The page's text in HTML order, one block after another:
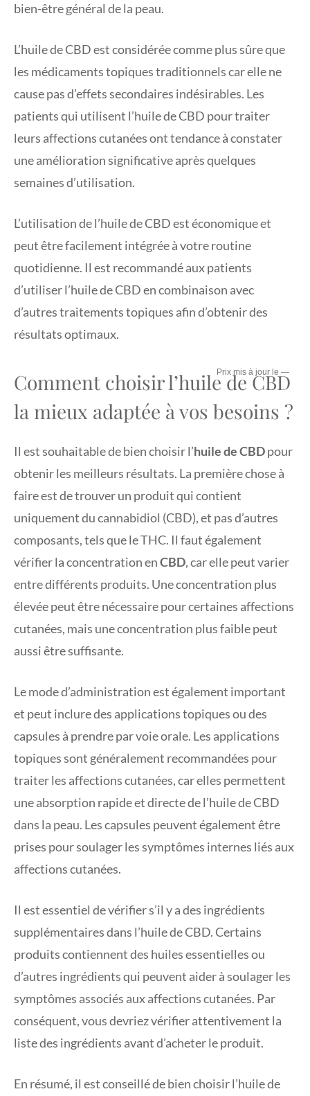
bien-être général de la peau.
L’huile de CBD est considérée comme plus sûre que
les médicaments topiques traditionnels car elle ne
cause pas d’effets secondaires indésirables. Les
patients qui utilisent l’huile de CBD pour traiter
leurs affections cutanées ont tendance à constater
une amélioration significative après quelques
semaines d’utilisation.
L’utilisation de l’huile de CBD est économique et
peut être facilement intégrée à votre routine
quotidienne. Il est recommandé aux patients
d’utiliser l’huile de CBD en combinaison avec
d’autres traitements topiques afin d’obtenir des
résultats optimaux.
—
Comment choisir l’huile de CBD
la mieux adaptée à vos besoins ?
Il est souhaitable de bien choisir l’huile de CBDpour
obtenir les meilleurs résultats. La première chose à
faire est de trouver un produit qui contient
uniquement du cannabidiol (CBD), et pas d’autres
composants, tels que le THC. Il faut également
vérifier la concentration enCBD, car elle peut varier
entre différents produits. Une concentration plus
élevée peut être nécessaire pour certaines affections
cutanées, mais une concentration plus faible peut
aussi être suffisante.
Le mode d’administration est également important
et peut inclure des applications topiques ou des
capsules à prendre par voie orale. Les applications
topiques sont généralement recommandées pour
traiter les affections cutanées, car elles permettent
une absorption rapide et directe de l’huile de CBD
dans la peau. Les capsules peuvent également être
prises pour soulager les symptômes internes liés aux
affections cutanées.
Il est essentiel de vérifier s’il y a des ingrédients
supplémentaires dans l’huile de CBD. Certains
produits contiennent des huiles essentielles ou
d’autres ingrédients qui peuvent aider à soulager les
symptômes associés aux affections cutanées. Par
conséquent, vous devriez vérifier attentivement la
liste des ingrédients avant d’acheter le produit.
En résumé, il est conseillé de bien choisir l’huile de